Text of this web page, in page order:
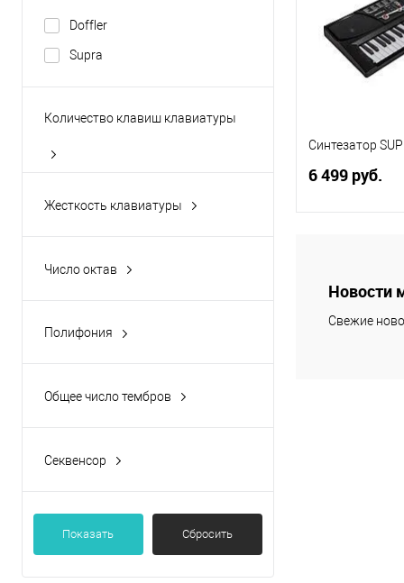
Doffler
Supra
Количество клавиш клавиатуры
Жесткость клавиатуры
Число октав
Полифония
Общее число тембров
Секвенсор
Показать Сбросить
В избранное
Синтезатор
6 499 руб.
Купить в 1
В избранное
Новости
Свежие